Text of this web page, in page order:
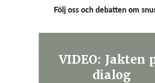
Följ oss och debatten om
VIDEO: Jakten
dialog